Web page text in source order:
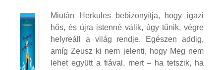
Miután Herkules bebizonyítja, hogy igazi
hős, és újra istenné válik, úgy tűnik, végre
helyreáll a világ rendje. Egészen addig,
amíg Zeusz ki nem jelenti, hogy Meg nem
lehet együtt a fiával, mert – ha tetszik, ha